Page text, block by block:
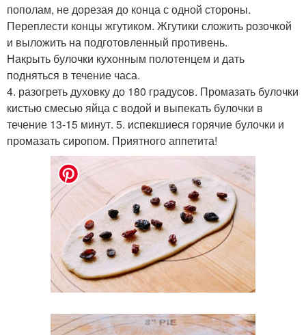
пополам, не дорезая до конца с одной стороны.
Переплести концы жгутиком. Жгутики сложить розочкой
и выложить на подготовленный противень.
Накрыть булочки кухонным полотенцем и дать
подняться в течение часа.
4. разогреть духовку до 180 градусов. Промазать булочки
кистью смесью яйца с водой и выпекать булочки в
течение 13-15 минут. 5. испекшиеся горячие булочки и
промазать сиропом. Приятного аппетита!